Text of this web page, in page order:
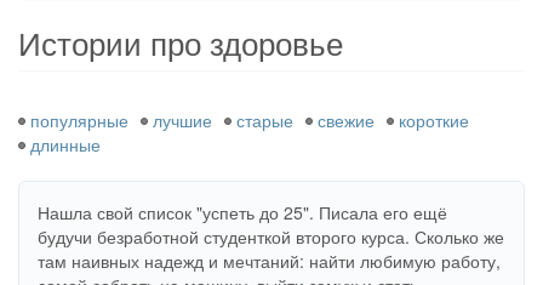
Истории про здоровье
популярные лучшие старые свежие
короткие
длинные
Нашла свой список "успеть до 25". Писала его ещё
будучи безработной студенткой второго курса. Сколько же
там наивных надежд и мечтаний: найти любимую работу,